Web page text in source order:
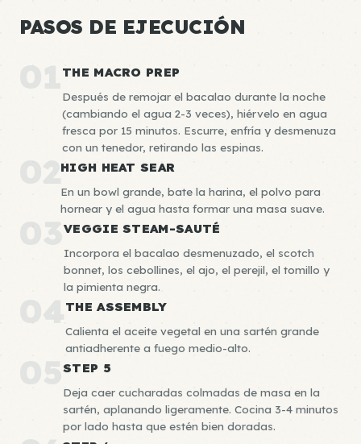
PASOS DE EJECUCIÓN
01 THE MACRO PREP
Después de remojar el bacalao durante la noche
(cambiando el agua 2-3 veces), hiérvelo en agua
fresca por 15 minutos. Escurre, enfría y desmenuza
con un tenedor, retirando las espinas.
02HIGH HEAT SEAR
En un bowl grande, bate la harina, el polvo para
hornear y el agua hasta formar una masa suave.
03 VEGGIE STEAM-SAUTÉ
Incorpora el bacalao desmenuzado, el scotch
bonnet, los cebollines, el ajo, el perejil, el tomillo y
la pimienta negra.
04 THE ASSEMBLY
Calienta el aceite vegetal en una sartén grande
antiadherente a fuego medio-alto.
05 STEP 5
Deja caer cucharadas colmadas de masa en la
sartén, aplanando ligeramente. Cocina 3-4 minutos
por lado hasta que estén bien doradas.